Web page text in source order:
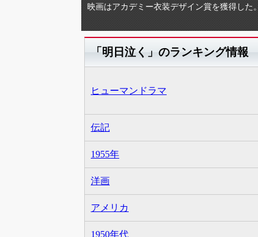
映画はアカデミー衣装デザイン賞を獲得した。
「明日泣く」のランキング情報
ヒューマンドラマ
伝記
1955年
洋画
アメリカ
1950年代